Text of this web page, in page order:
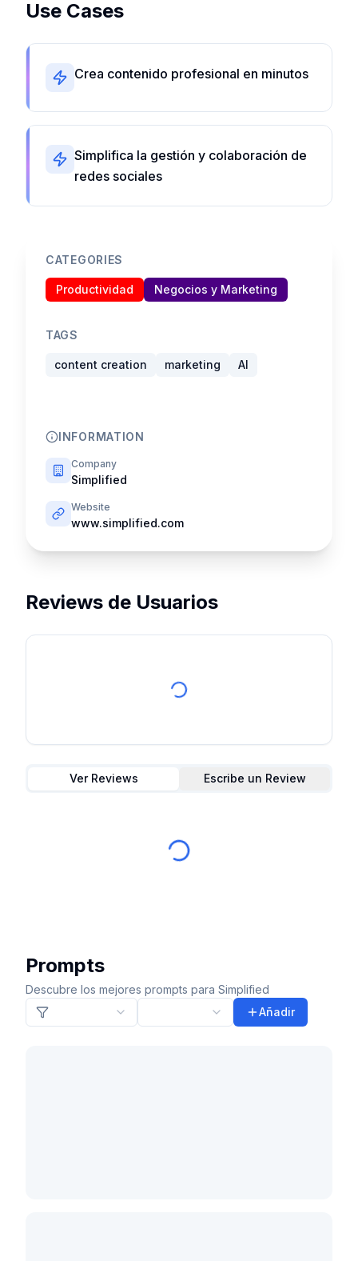
Use Cases
Crea contenido profesional en minutos
Simplifica la gestión y colaboración de
redes sociales
CATEGORIES
Productividad Negocios y Marketing
TAGS
content creation marketing AI
INFORMATION
Company
Simplified
Website
www.simplified.com
Reviews de Usuarios
Ver Reviews Escribe un Review
Prompts
Descubre los mejores prompts para Simplified
Añadir